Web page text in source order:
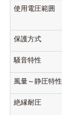
使用電圧範囲
保護方式
騒音特性
風量～静圧特性
絶縁耐圧